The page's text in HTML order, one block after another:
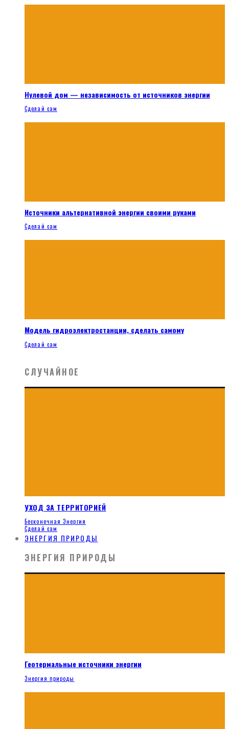
Нулевой дом — независимость от источников энергии
Сделай сам
Источники альтернативной энергии своими руками
Сделай сам
Модель гидроэлектростанции, сделать самому
Сделай сам
СЛУЧАЙНОЕ
УХОД ЗА ТЕРРИТОРИЕЙ
Бесконечная Энергия
Сделай сам
ЭНЕРГИЯ ПРИРОДЫ
ЭНЕРГИЯ ПРИРОДЫ
Геотермальные источники энергии
Энергия природы